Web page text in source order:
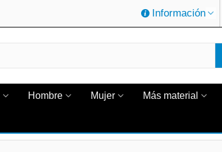
Información
Hombre Mujer Más material